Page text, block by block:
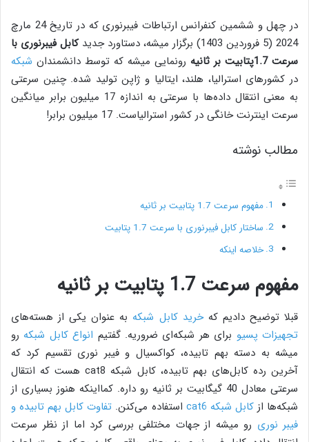
در چهل و ششمین کنفرانس ارتباطات فیبرنوری که در تاریخ 24 مارچ
2024 (5 فروردین 1403) برگزار میشه، دستاورد جدید
کابل فیبرنوری با
سرعت 1.7پتابیت بر ثانیه
رونمایی میشه که توسط دانشمندان شبکه
در کشورهای استرالیا، هلند، ایتالیا و ژاپن تولید شده. چنین سرعتی
به معنی انتقال داده‌ها با سرعتی به اندازه 17 میلیون برابر میانگین
سرعت اینترنت خانگی در کشور استرالیاست. 17 میلیون برابر!
مطالب نوشته
مفهوم سرعت 1.7 پتابیت بر ثانیه
ساختار کابل فیبرنوری با سرعت 1.7 پتابیت
خلاصه اینکه
مفهوم سرعت 1.7 پتابیت بر ثانیه
قبلا توضیح دادیم کهخرید کابل شبکه به عنوان یکی از هسته‌های
تجهیزات پسیو برای هر شبکه‌ای ضروریه. گفتیم انواع کابل شبکه رو
میشه به دسته بهم تابیده، کواکسیال و فیبر نوری تقسیم کرد که
آخرین رده کابل‌های بهم تابیده، کابل شبکه cat8 هست که انتقال
سرعتی معادل 40 گیگابیت بر ثانیه رو داره. کمااینکه هنوز بسیاری از
شبکه‌ها ازکابل شبکه cat6 استفاده می‌کنن. تفاوت کابل بهم تابیده و
فیبر نوری رو میشه از جهات مختلفی بررسی کرد اما از نظر سرعت